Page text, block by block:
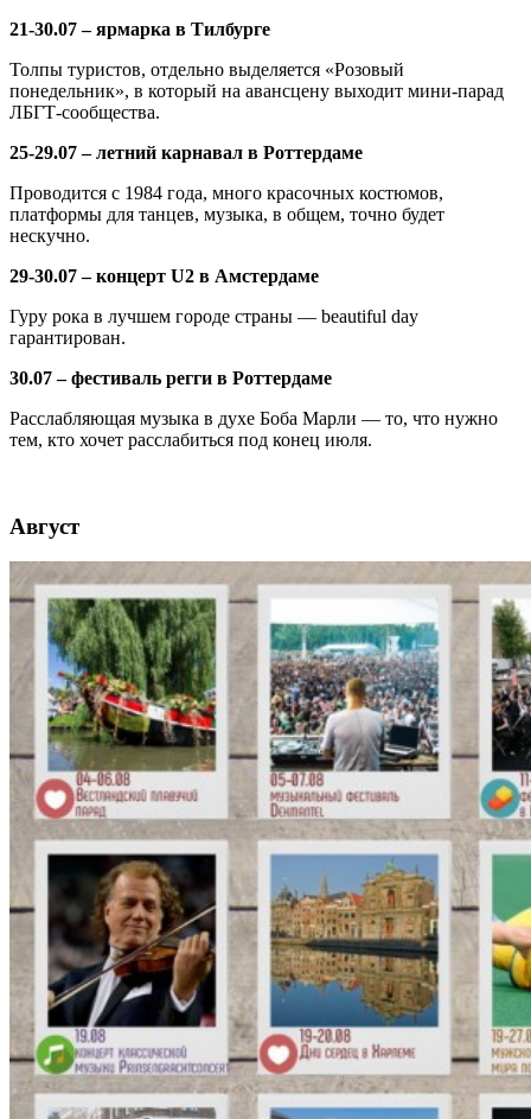
21-30.07 – ярмарка в Тилбурге
Толпы туристов, отдельно выделяется «Розовый
понедельник», в который на авансцену выходит мини-парад
ЛБГТ-сообщества.
25-29.07 – летний карнавал в Роттердаме
Проводится с 1984 года, много красочных костюмов,
платформы для танцев, музыка, в общем, точно будет
нескучно.
29-30.07 – концерт U2 в Амстердаме
Гуру рока в лучшем городе страны — beautiful day
гарантирован.
30.07 – фестиваль регги в Роттердаме
Расслабляющая музыка в духе Боба Марли — то, что нужно
тем, кто хочет расслабиться под конец июля.
Август